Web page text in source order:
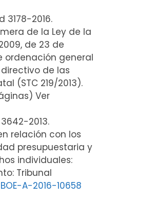
2016.
de la Ley de la
de 23 de
ordenación general
de las
(STC 219/2013).
Ver
2013.
relación con los
presupuestaria y
individuales:
Tribunal
BOE-A-2016-10658